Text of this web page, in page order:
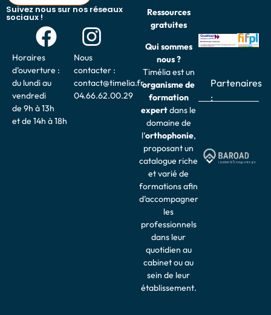
Suivez nous sur nos réseaux
sociaux !
Horaires
d’ouverture :
du lundi au
vendredi
de 9h à 13h
et de 14h à 18h
Nous
contacter :
contact@timelia.fr
04.66.62.00.29
Ressources
gratuites
Qui sommes
nous ?
Timélia est un
organisme de
formation
expertdans le
domaine de
l’orthophonie,
proposant un
catalogue riche
et varié de
formations afin
d’accompagner
les
professionnels
dans leur
quotidien au
cabinet ou au
sein de leur
établissement.
Partenaires
: